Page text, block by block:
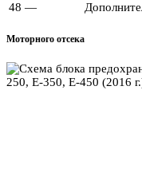
48 —
Моторного отсека